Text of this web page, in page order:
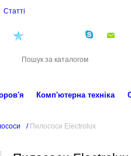
Статті
Комп'ютерна техніка
/ Пилососи Electrolux